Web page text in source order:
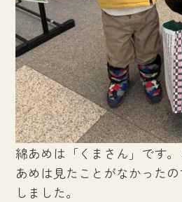
綿あめは「くまさん」です
あめは見たことがなかった
しました。